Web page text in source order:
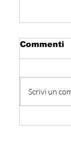
Commenti
Scrivi un